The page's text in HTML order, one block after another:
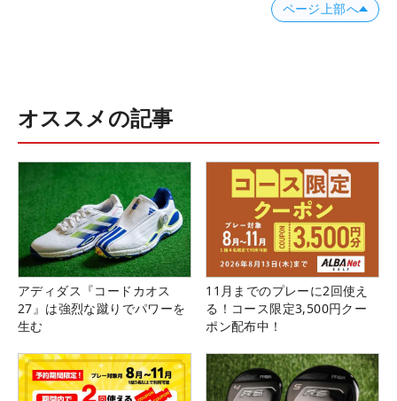
ページ上部へ
オススメの記事
アディダス『コードカオス
27』は強烈な蹴りでパワーを
生む
11月までのプレーに2回使え
る！コース限定3,500円クー
ポン配布中！